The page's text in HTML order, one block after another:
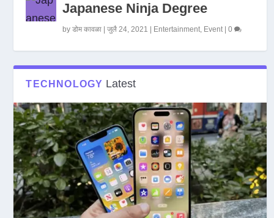
Japanese Ninja Degree
byडोम कावळा |जुलै 24, 2021 Entertainment, Event|0
TECHNOLOGY Latest